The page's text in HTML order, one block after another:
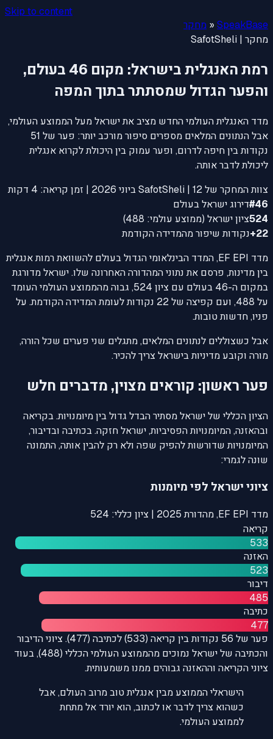
Skip to content
SpeakBase
« מחקר
מחקר | SafotSheli
רמת האנגלית בישראל: מקום 46 בעולם,
והפער הגדול שמסתתר בתוך המפה
מדד האנגלית העולמי החדש מציב את ישראל מעל הממוצע העולמי,
אבל הנתונים המלאים מספרים סיפור מורכב יותר: פער של 51
נקודות בין חיפה לדרום, ופער עמוק בין היכולת לקרוא אנגלית
ליכולת לדבר אותה.
צוות המחקר של SafotSheli | 12 ביוני 2026 | זמן קריאה: 4 דקות
#46דירוג ישראל בעולם
524ציון ישראל (ממוצע עולמי: 488)
22+ נקודות שיפור מהמדידה הקודמת
מדד EF EPI, המדד הבינלאומי הגדול בעולם להשוואת רמות אנגלית
בין מדינות, פרסם את נתוני המהדורה האחרונה שלו. ישראל מדורגת
במקום ה-46 בעולם עם ציון 524, גבוה מהממוצע העולמי העומד
על 488, ועם קפיצה של 22 נקודות לעומת המדידה הקודמת. על
פניו, חדשות טובות.
אבל כשצוללים לנתונים המלאים, מתגלים שני פערים שכל הורה,
מורה וקובע מדיניות בישראל צריך להכיר.
פער ראשון: קוראים מצוין, מדברים חלש
הציון הכללי של ישראל מסתיר הבדל גדול בין מיומנויות. בקריאה
ובהאזנה, המיומנויות הפסיביות, ישראל חזקה. בכתיבה ובדיבור,
המיומנויות שדורשות להפיק שפה ולא רק להבין אותה, התמונה
שונה לגמרי:
ציוני ישראל לפי מיומנות
מדד EF EPI, מהדורת 2025 | ציון כללי: 524
קריאה
533
האזנה
523
דיבור
485
כתיבה
477
פער של 56 נקודות בין קריאה (533) לכתיבה (477). ציוני הדיבור
והכתיבה של ישראל נמוכים מהממוצע העולמי הכללי (488), בעוד
ציוני הקריאה וההאזנה גבוהים ממנו משמעותית.
הישראלי הממוצע מבין אנגלית טוב מרוב העולם, אבל
כשהוא צריך לדבר או לכתוב, הוא יורד אל מתחת
לממוצע העולמי.